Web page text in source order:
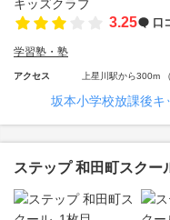
3.25 口
学習塾・塾
アクセス 上星川駅から300m
坂本小学校放課後キ
ステップ 和田町スクー